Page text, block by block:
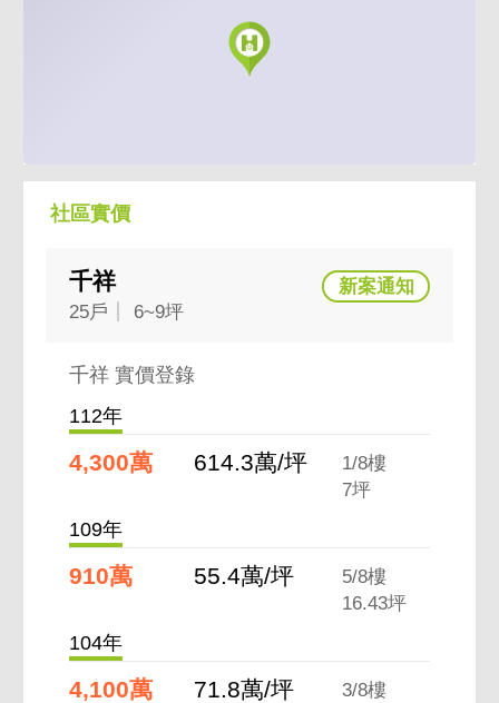
社區實價
千祥
25戶 6~9坪
千祥 實價登錄
112年
4,300萬 614.3萬/坪
1/8樓
7坪
109年
910萬 55.4萬/坪
5/8樓
16.43坪
104年
4,100萬 71.8萬/坪
3/8樓